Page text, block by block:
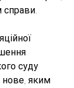
справи.
суду
нове, яким